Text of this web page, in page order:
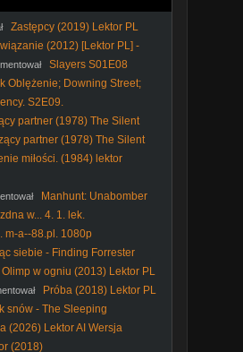
Zastępcy (2019) Lektor PL
(2012) [Lektor PL] -
Slayers S01E08
Oblężenie; Downing Street;
Siege, 2014)
S2E09.
partner (1978) The Silent
partner (1978) The Silent
miłości. (1984) lektor
Manhunt: Unabomber
w... 4. 1. lek.
m-a--88.pl. 1080p
siebie - Finding Forrester
Olimp w ogniu (2013) Lektor PL
Próba (2018) Lektor PL
snów - The Sleeping
(2026) Lektor AI Wersja
(2018)